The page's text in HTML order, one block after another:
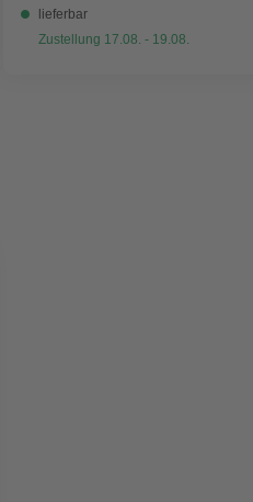
lieferbar
Zustellung 17.08. - 19.08.